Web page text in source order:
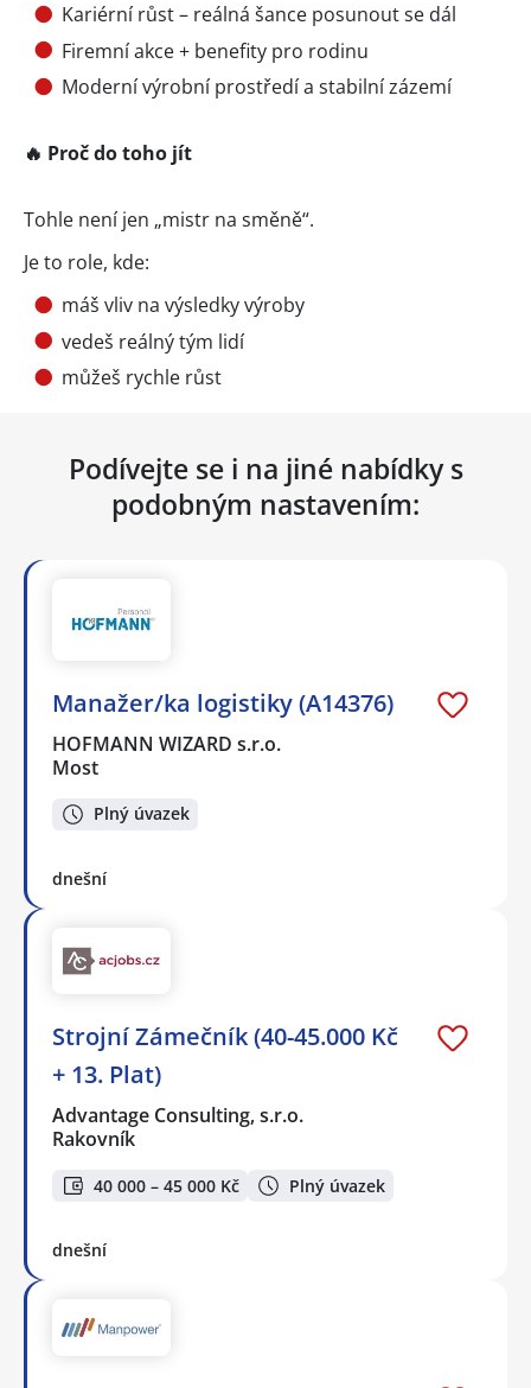
Kariérní růst – reálná šance posunout se dál
Firemní akce + benefity pro rodinu
Moderní výrobní prostředí a stabilní zázemí
🔥 Proč do toho jít
Tohle není jen „mistr na směně“.
Je to role, kde:
máš vliv na výsledky výroby
vedeš reálný tým lidí
můžeš rychle růst
Podívejte se i na jiné nabídky s
podobným nastavením:
Manažer/ka logistiky (A14376)
HOFMANN WIZARD s.r.o.
Most
Plný úvazek
dnešní
Strojní Zámečník (40-45.000 Kč
+ 13. Plat)
Advantage Consulting, s.r.o.
Rakovník
40 000 – 45 000 Kč Plný úvazek
dnešní